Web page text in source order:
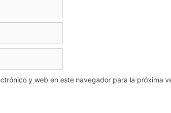
y web en este navegador para la próxima